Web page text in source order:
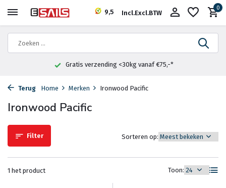
9,5 Incl.Excl.BTW
0
Gratis verzending <30kg vanaf €75,-*
Terug Home Merken Ironwood Pacific
Ironwood Pacific
Filter
1 het product Toon:
Sorteren op: